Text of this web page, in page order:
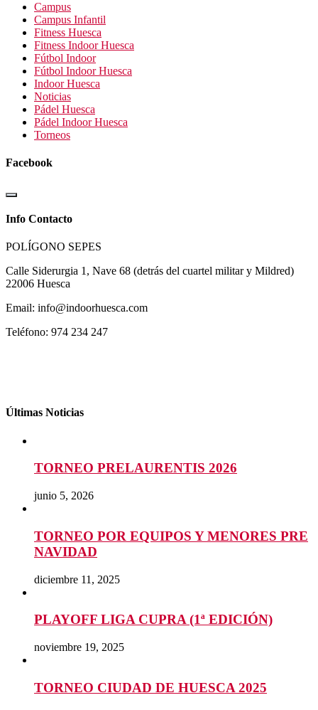
Campus
Campus Infantil
Fitness Huesca
Fitness Indoor Huesca
Fútbol Indoor
Fútbol Indoor Huesca
Indoor Huesca
Noticias
Pádel Huesca
Pádel Indoor Huesca
Torneos
Facebook
Info Contacto
POLÍGONO SEPES
Calle Siderurgia 1, Nave 68 (detrás del cuartel militar y Mildred)
22006 Huesca
Email: info@indoorhuesca.com
Teléfono: 974 234 247
Últimas Noticias
TORNEO PRELAURENTIS 2026
junio 5, 2026
TORNEO POR EQUIPOS Y MENORES PRE
NAVIDAD
diciembre 11, 2025
PLAYOFF LIGA CUPRA (1ª EDICIÓN)
noviembre 19, 2025
TORNEO CIUDAD DE HUESCA 2025